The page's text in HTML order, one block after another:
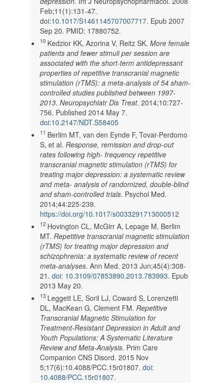
Feb;11(1):131-47.
doi:10.1017/S1461145707007717. Epub 2007
Sep 20. PMID: 17880752.
10 Kedzior KK, Azorina V, Reitz SK.More female
patients and fewer stimuli per session are
associated with the short-term antidepressant
properties of repetitive transcranial magnetic
stimulation (rTMS): a meta-analysis of 54 sham-
controlled studies published between 1997-
2013.Neuropsychiatr Dis Treat. 2014;10:727-
756. Published 2014 May 7.
doi:10.2147/NDT.S58405
11 Berlim MT, van den Eynde F, Tovar-Perdomo
S, et al. Response, remission and drop-out
rates following high- frequency repetitive
transcranial magnetic stimulation (rTMS) for
treating major depression: a systematic review
and meta- analysis of randomized, double-blind
and sham-controlled trials. Psychol Med.
2014;44:225-239.
https://doi.org/10.1017/s0033291713000512
12 Hovington CL, McGirr A, Lepage M, Berlim
MT. Repetitive transcranial magnetic stimulation
(rTMS) for treating major depression and
schizophrenia: a systematic review of recent
meta-analyses. Ann Med. 2013 Jun;45(4):308-
21.doi: 10.3109/07853890.2013.783993. Epub
2013 May 20.
13 Leggett LE, Soril LJ, Coward S, Lorenzetti
DL, MacKean G, Clement FM. Repetitive
Transcranial Magnetic Stimulation for
Treatment-Resistant Depression in Adult and
Youth Populations: A Systematic Literature
Review and Meta-Analysis. Prim Care
Companion CNS Disord. 2015 Nov
5;17(6):10.4088/PCC.15r01807.doi:
10.4088/PCC.15r01807.